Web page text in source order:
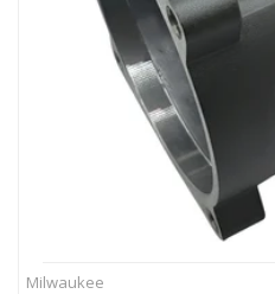
Milwaukee